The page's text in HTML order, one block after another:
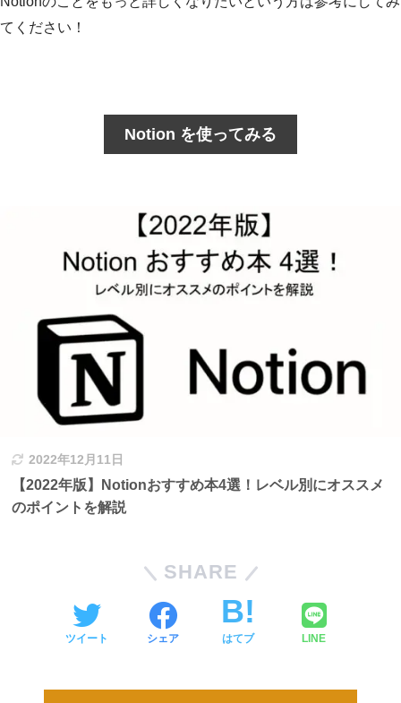
てください！
Notion を使ってみる
2022年12月11日
【2022年版】Notionおすすめ本4選！レベル別にオススメ
のポイントを解説
SHARE
ツイート シェア はてブ LINE